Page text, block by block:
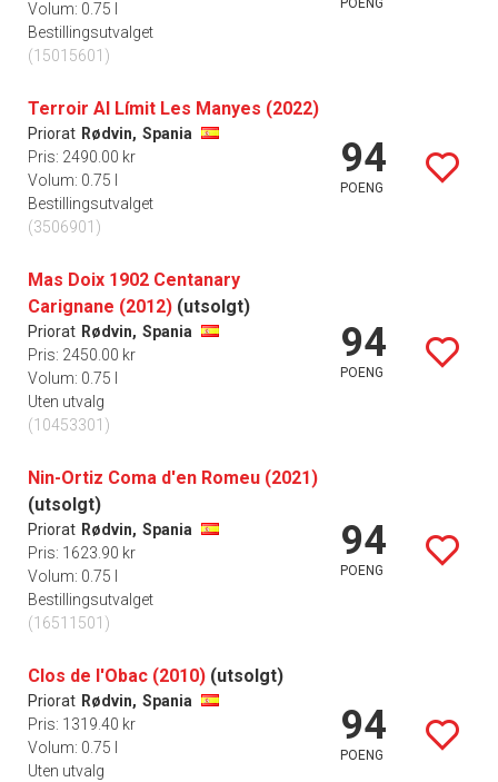
Volum: 0.75 l
Bestillingsutvalget
(15015601)
Terroir Al Límit Les Manyes (2022)
Priorat Rødvin, Spania
Pris: 2490.00 kr
Volum: 0.75 l
Bestillingsutvalget
(3506901)
94
POENG
Mas Doix 1902 Centanary
Carignane (2012) (utsolgt)
Priorat Rødvin, Spania
Pris: 2450.00 kr
Volum: 0.75 l
Uten utvalg
(10453301)
94
POENG
Nin-Ortiz Coma d'en Romeu (2021)
(utsolgt)
Priorat Rødvin, Spania
Pris: 1623.90 kr
Volum: 0.75 l
Bestillingsutvalget
(16511501)
94
POENG
Clos de l'Obac (2010) (utsolgt)
Priorat Rødvin, Spania
Pris: 1319.40 kr
Volum: 0.75 l
Uten utvalg
94
POENG